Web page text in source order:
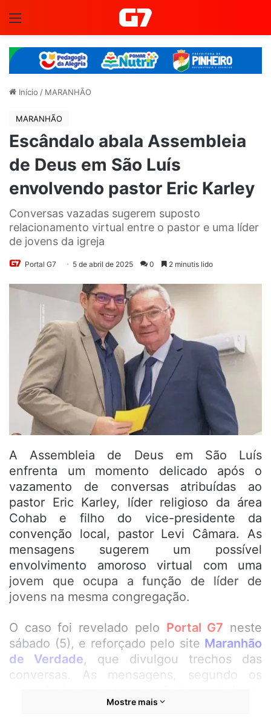
Início / MARANHÃO
MARANHÃO
Escândalo abala Assembleia
de Deus em São Luís
envolvendo pastor Eric Karley
Conversas vazadas sugerem suposto
relacionamento virtual entre o pastor e uma líder
de jovens da igreja
Portal G7 5 de abril de 2025 0 2 minutis lido
A Assembleia de Deus em São Luís
enfrenta um momento delicado após o
vazamento de conversas atribuídas ao
pastor Eric Karley, líder religioso da área
Cohab e filho do vice-presidente da
convenção local, pastor Levi Câmara. As
mensagens sugerem um possível
envolvimento amoroso virtual com uma
jovem que ocupa a função de líder de
jovens na mesma congregação.
O caso foi revelado pelo Portal G7 neste
sábado (5), e reforçado pelo site Maranhão
de Verdade, que divulgou trechos das
conversas. As mensagens, segundo os
troca frequente de afeto entre o pastor e a
Mostre mais